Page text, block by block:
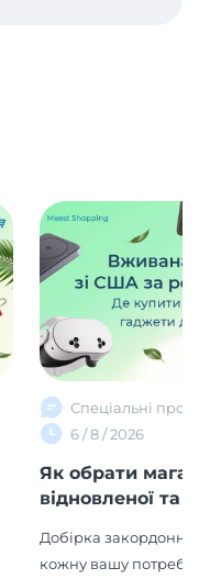
Спеціальні
6 / 8 / 2026
Як обрати
відновленої та
Добірка
кожну вашу потребу!